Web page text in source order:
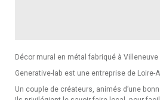
Décor mural en métal fabriqué à Villeneuve
Generative-lab est une entreprise de
Un couple de créateurs, animés d’une